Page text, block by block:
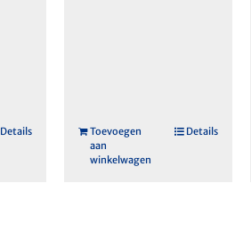
Details
Toevoegen
aan
winkelwagen
Details